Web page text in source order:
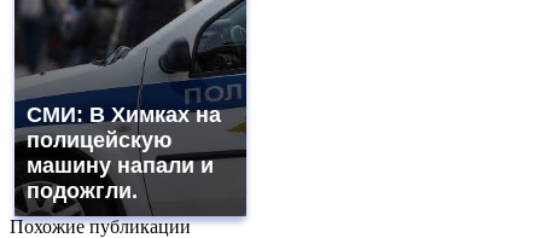
СМИ: В Химках на
полицейскую
машину напали и
подожгли.
Похожие публикации